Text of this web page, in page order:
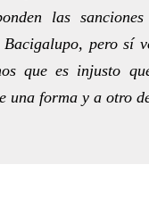
las
Bacigalupo, pero sí
que es injusto
una forma y a otro